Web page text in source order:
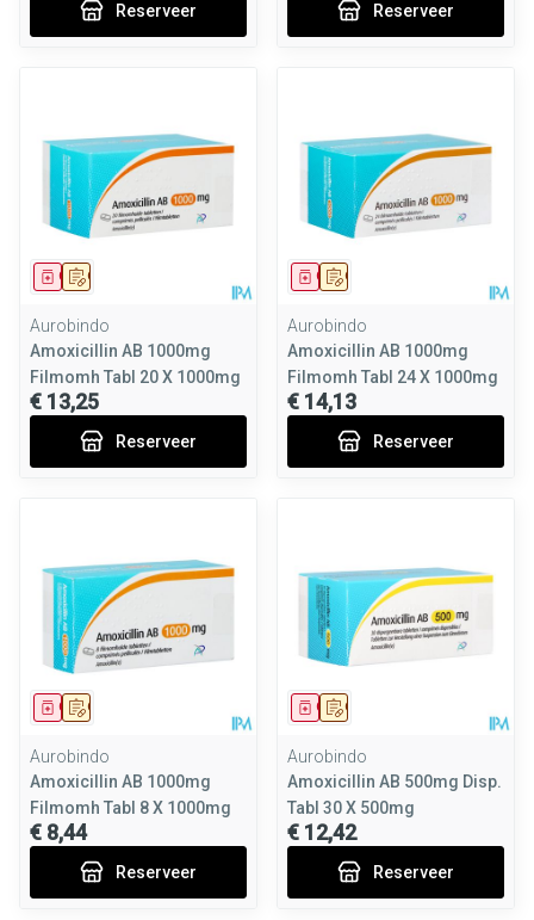
Reserveer Reserveer
Op voorschrift
Geneesmiddel
Aurobindo
Amoxicillin AB 1000mg
Filmomh Tabl 20 X 1000mg
€ 13,25
Reserveer
Op voorschrift
Geneesmiddel
Aurobindo
Amoxicillin AB 1000mg
Filmomh Tabl 24 X 1000mg
€ 14,13
Reserveer
Op voorschrift
Geneesmiddel
Aurobindo
Amoxicillin AB 1000mg
Filmomh Tabl 8 X 1000mg
€ 8,44
Reserveer
Op voorschrift
Geneesmiddel
Aurobindo
Amoxicillin AB 500mg Disp.
Tabl 30 X 500mg
€ 12,42
Reserveer